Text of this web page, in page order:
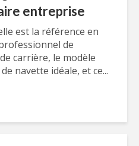
entreprise
est la référence en
de
carrière, le modèle
navette idéale, et ce...